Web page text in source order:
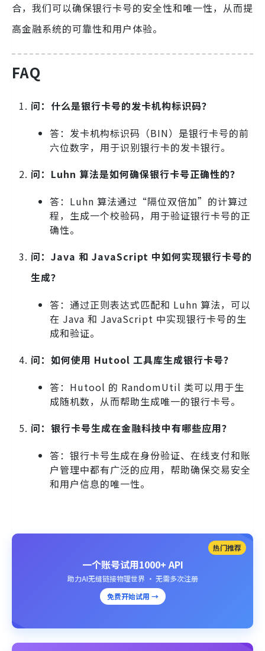
合，我们可以确保银行卡号的安全性和唯一性，从而提
高金融系统的可靠性和用户体验。
FAQ
问：什么是银行卡号的发卡机构标识码？
答：发卡机构标识码（BIN）是银行卡号的前
六位数字，用于识别银行卡的发卡银行。
问：Luhn 算法是如何确保银行卡号正确性的？
答：Luhn 算法通过“隔位双倍加”的计算过
程，生成一个校验码，用于验证银行卡号的正
确性。
问：Java 和 JavaScript 中如何实现银行卡号的
生成？
答：通过正则表达式匹配和 Luhn 算法，可以
在 Java 和 JavaScript 中实现银行卡号的生
成和验证。
问：如何使用 Hutool 工具库生成银行卡号？
答：Hutool 的 RandomUtil 类可以用于生
成随机数，从而帮助生成唯一的银行卡号。
问：银行卡号生成在金融科技中有哪些应用？
答：银行卡号生成在身份验证、在线支付和账
户管理中都有广泛的应用，帮助确保交易安全
和用户信息的唯一性。
热门推荐
一个账号试用1000+ API
助力AI无缝链接物理世界 · 无需多次注册
免费开始试用 →